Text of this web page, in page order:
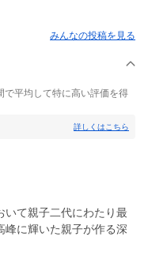
みんなの投稿を見る
で平均して特に高い評価を得
詳しくはこちら
て親子二代にわたり最
峰に輝いた親子が作る深